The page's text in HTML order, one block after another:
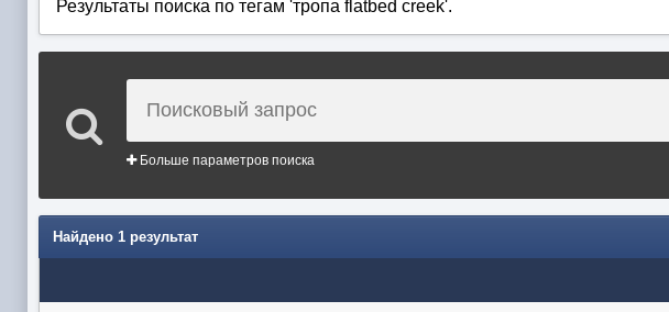
Результаты поиска по тегам 'тропа flatbed creek'.
Больше параметров поиска
Найдено 1 результат